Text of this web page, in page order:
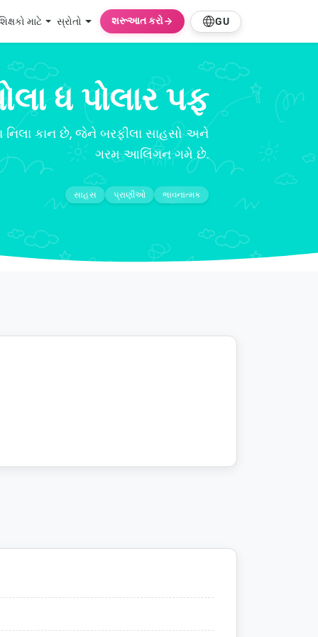
માટે સ્રોતો શરૂઆત કરો GU
ધ પોલાર પફ
નિલા કાન છે, જેને બરફીલા સાહસો અને
ગરમ આલિંગન ગમે છે.
સાહસ પ્રાણીઓ ભાવનાત્મક